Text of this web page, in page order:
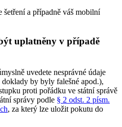
a případně váš mobilní
uplatněny v případě
uvedete nesprávné údaje
by byly falešné apod.),
proti pořádku ve státní správě
správy podle § 2 odst. 2 písm.
, za který lze uložit pokutu do